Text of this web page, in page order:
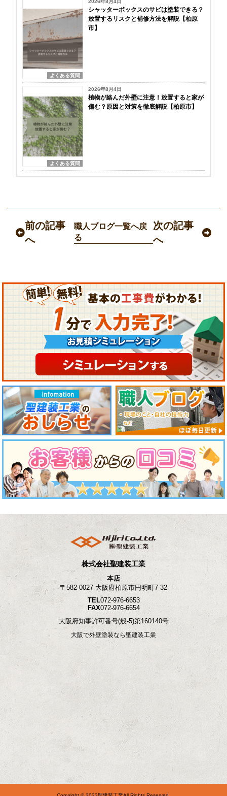
よくある質問
シャッターボックスのサビは塗装できる？
放置するリスクと補修方法を解説【柏原
市】
よくある質問
2026年8月4日
植物が絡んだ外壁に注意！放置すると家が
傷む？原因と対策を徹底解説【柏原市】
前の記事
へ
職人ブログ一覧へ戻
る
次の記事
へ
株式会社聖建装工業
本店
〒582-0027 大阪府柏原市円明町7-32
TEL072-976-6653
FAX072-976-6654
大阪府知事許可番号(般-5)第160140号
大阪で外壁塗装なら聖建装工業